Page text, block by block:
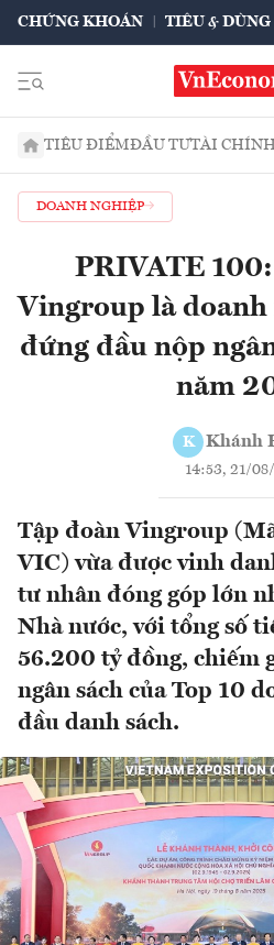
CHỨNG KHOÁN TIÊU & DÙNG
TIÊU ĐIỂMĐẦU TƯTÀI
DOANH NGHIỆP
PRIVATE
Vingroup là
đứng đầu nộp
năm
K Khánh
14:53, 21/
Tập đoàn Vingroup
VIC) vừa được vinh
tư nhân đóng góp lớn
Nhà nước, với tổng số
56.200 tỷ đồng, chiếm
ngân sách của Top 10
đầu danh sách.